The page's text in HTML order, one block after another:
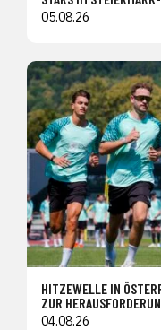
05.08.26
HITZEWELLE IN
ZUR
04.08.26